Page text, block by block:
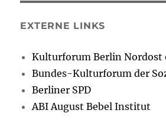
EXTERNE LINKS
Kulturforum Berlin Nordost
Bundes-Kulturforum der
Berliner SPD
ABI August Bebel Institut